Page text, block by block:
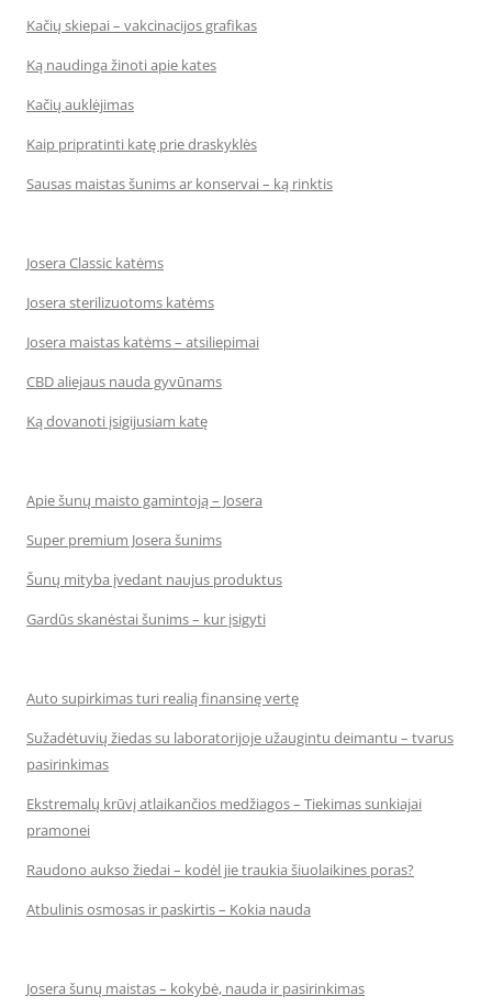
Kačių skiepai – vakcinacijos grafikas
Ką naudinga žinoti apie kates
Kačių auklėjimas
Kaip pripratinti katę prie draskyklės
Sausas maistas šunims ar konservai – ką rinktis
Josera Classic katėms
Josera sterilizuotoms katėms
Josera maistas katėms – atsiliepimai
CBD aliejaus nauda gyvūnams
Ką dovanoti įsigijusiam katę
Apie šunų maisto gamintoją – Josera
Super premium Josera šunims
Šunų mityba įvedant naujus produktus
Gardūs skanėstai šunims – kur įsigyti
Auto supirkimas turi realią finansinę vertę
Sužadėtuvių žiedas su laboratorijoje užaugintu deimantu – tvarus
pasirinkimas
Ekstremalų krūvį atlaikančios medžiagos – Tiekimas sunkiajai
pramonei
Raudono aukso žiedai – kodėl jie traukia šiuolaikines poras?
Atbulinis osmosas ir paskirtis – Kokia nauda
Josera šunų maistas – kokybė, nauda ir pasirinkimas